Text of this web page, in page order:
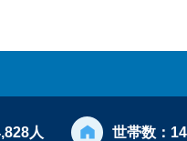
人 世帯数：